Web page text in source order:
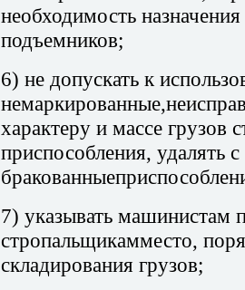
необходимость
подъемников;
6) не допускать к
характеру и массе грузов
приспособления, удалять
7) указывать машинистам
стропальщикамместо,
складирования грузов;